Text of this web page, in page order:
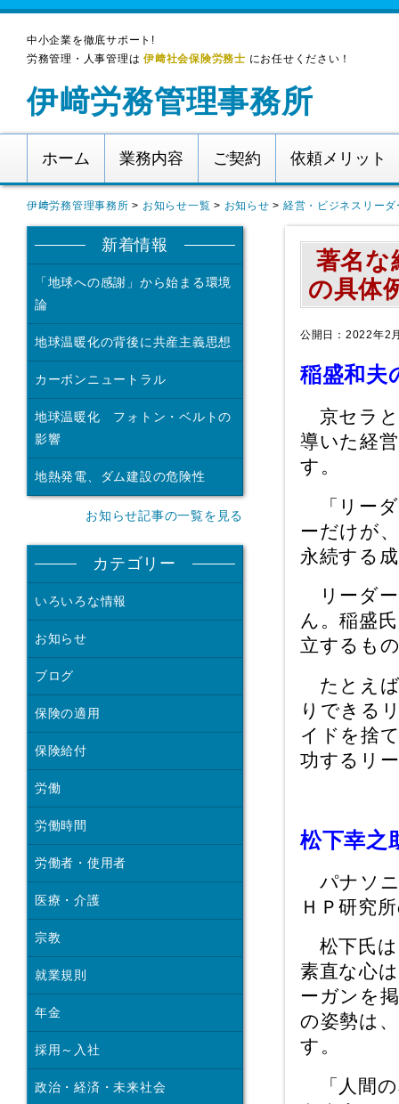
中小企業を徹底サポート!
労務管理・人事管理は伊﨑社会保険労務士 にお任せください！
伊﨑労務管理事務所
ホーム 業務内容 ご契約 依頼メリット
伊﨑労務管理事務所 > お知らせ一覧 > お知らせ > 経営・ビジネスリーダ
著名な
の具体
公開日：2022年2
稲盛和夫
京セラと
導いた経
す。
「リーダ
ーだけが
永続する
リーダー
ん。稲盛
立するも
たとえば
りできる
イドを捨
功するリ
松下幸之
パナソニ
ＨＰ研究
松下氏は
素直な心
ーガンを
の姿勢は
す。
「人間の
新着情報
「地球への感謝」から始まる環境
論
地球温暖化の背後に共産主義思想
カーボンニュートラル
地球温暖化 フォトン・ベルトの
影響
地熱発電、ダム建設の危険性
お知らせ記事の一覧を見る
カテゴリー
いろいろな情報
お知らせ
ブログ
保険の適用
保険給付
労働
労働時間
労働者・使用者
医療・介護
宗教
就業規則
年金
採用～入社
政治・経済・未来社会